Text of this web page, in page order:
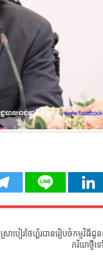
ស្រាបៀរថៃហ្គ័របានរៀបចំកម្មវិធីជូ
ភរិយាថ្មី